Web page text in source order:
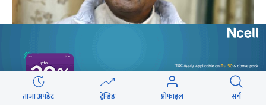
कार्की आयोगको प्रतिवेदनलाई रमेश लेखकले भने–
‘पूर्वाग्रही’, कानुनी र राजनीतिक लडाइँ जारी राख्ने
ताजा अपडेट ट्रेन्डिङ प्रोफाइल सर्च